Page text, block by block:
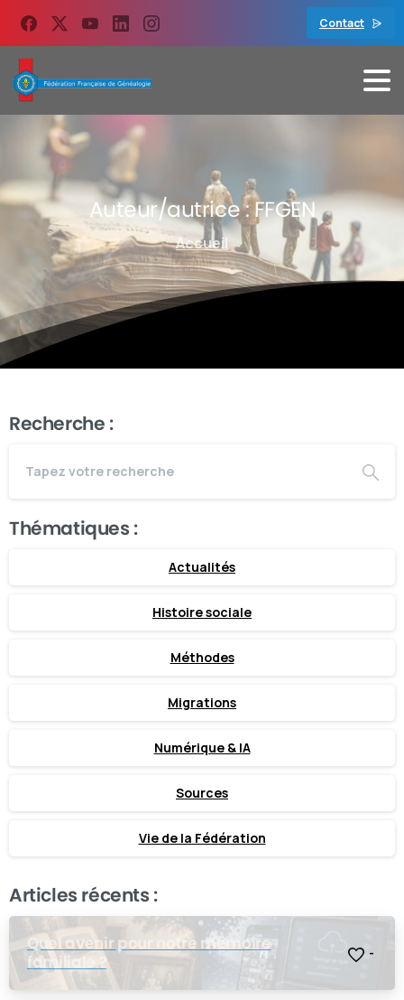
principal
Contact
Auteur/autrice : FFGEN
Accueil
Recherche :
Thématiques :
Actualités
Histoire sociale
Méthodes
Migrations
Numérique & IA
Sources
Vie de la Fédération
Articles récents :
Quel avenir pour notre mémoire
familiale ?
-